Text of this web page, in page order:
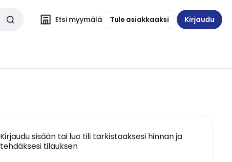
Etsi myymälä Tule asiakkaaksi Kirjaudu
Kirjaudu sisään tai luo tili tarkistaaksesi hinnan ja
tehdäksesi tilauksen